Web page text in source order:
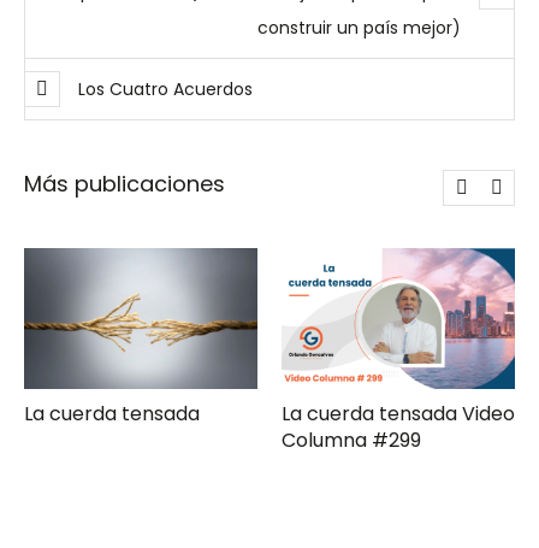
construir un país mejor)
Los Cuatro Acuerdos
Más publicaciones
La cuerda tensada
La cuerda tensada Video
Columna #299